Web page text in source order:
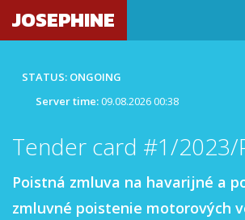
JOSEPHINE
STATUS: ONGOING
Server time:09.08.2026 00:38
Tender card #1/2023/
Poistná zmluva na havarijné a
zmluvné poistenie motorových